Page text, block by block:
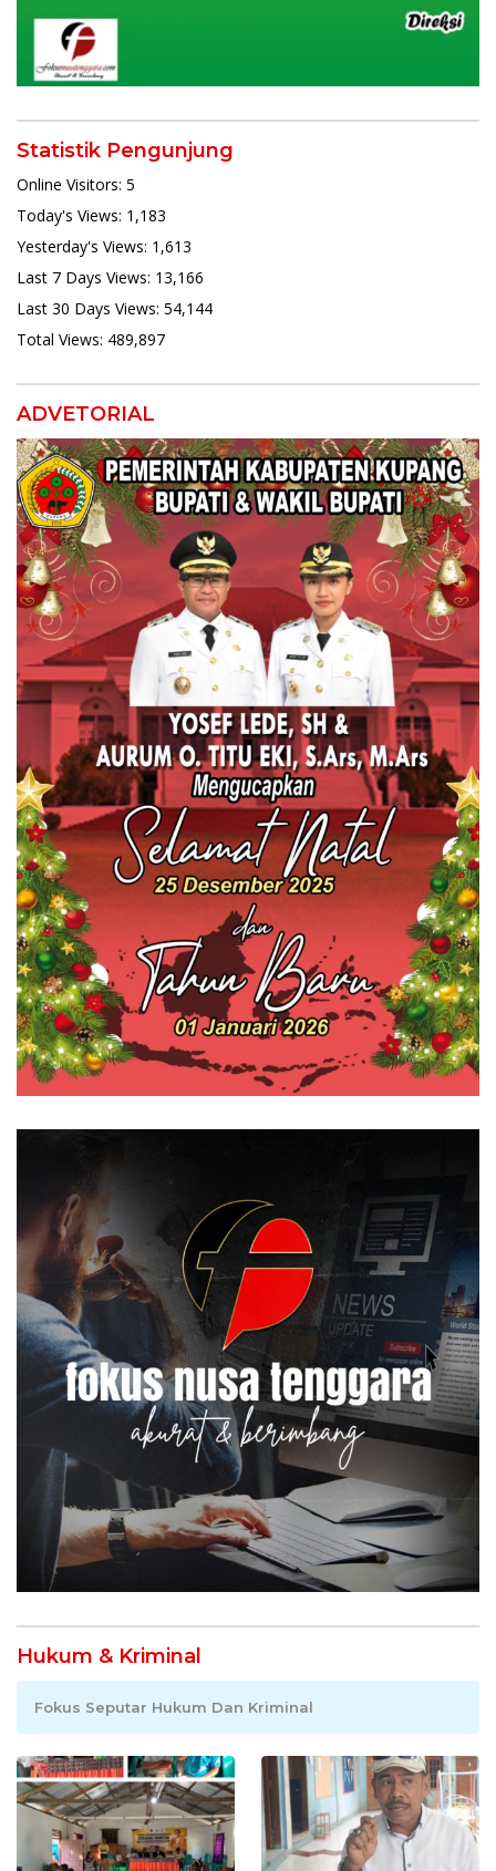
Statistik Pengunjung
Online Visitors: 5
Today's Views: 1,183
Yesterday's Views: 1,613
Last 7 Days Views: 13,166
Last 30 Days Views: 54,144
Total Views: 489,897
ADVETORIAL
Hukum & Kriminal
Fokus Seputar Hukum Dan Kriminal